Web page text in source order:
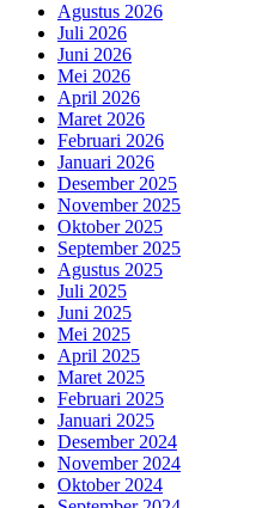
Agustus 2026
Juli 2026
Juni 2026
Mei 2026
April 2026
Maret 2026
Februari 2026
Januari 2026
Desember 2025
November 2025
Oktober 2025
September 2025
Agustus 2025
Juli 2025
Juni 2025
Mei 2025
April 2025
Maret 2025
Februari 2025
Januari 2025
Desember 2024
November 2024
Oktober 2024